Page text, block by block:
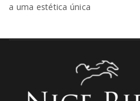
a uma estética única